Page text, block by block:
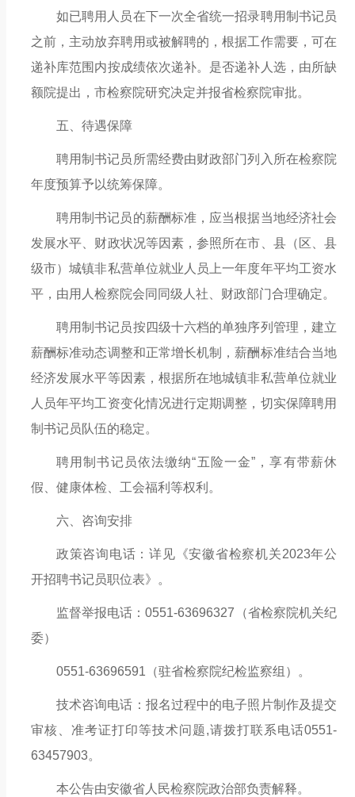
如已聘用人员在下一次全省统一招录聘用制书记员
之前，主动放弃聘用或被解聘的，根据工作需要，可在
递补库范围内按成绩依次递补。是否递补人选，由所缺
额院提出，市检察院研究决定并报省检察院审批。
五、待遇保障
聘用制书记员所需经费由财政部门列入所在检察院
年度预算予以统筹保障。
聘用制书记员的薪酬标准，应当根据当地经济社会
发展水平、财政状况等因素，参照所在市、县（区、县
级市）城镇非私营单位就业人员上一年度年平均工资水
平，由用人检察院会同同级人社、财政部门合理确定。
聘用制书记员按四级十六档的单独序列管理，建立
薪酬标准动态调整和正常增长机制，薪酬标准结合当地
经济发展水平等因素，根据所在地城镇非私营单位就业
人员年平均工资变化情况进行定期调整，切实保障聘用
制书记员队伍的稳定。
聘用制书记员依法缴纳“五险一金”，享有带薪休
假、健康体检、工会福利等权利。
六、咨询安排
政策咨询电话：详见《安徽省检察机关2023年公
开招聘书记员职位表》。
监督举报电话：0551-63696327 （省检察院机关纪
委）
0551-63696591（驻省检察院纪检监察组） 。
技术咨询电话：报名过程中的电子照片制作及提交
审核、准考证打印等技术问题,请拨打联系电话0551-
63457903。
本公告由安徽省人民检察院政治部负责解释。